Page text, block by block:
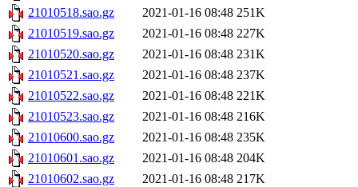
21010518.sao.gz
2021-01-16 08:48 251K
21010519.sao.gz
2021-01-16 08:48 227K
21010520.sao.gz
2021-01-16 08:48 231K
21010521.sao.gz
2021-01-16 08:48 237K
21010522.sao.gz
2021-01-16 08:48 221K
21010523.sao.gz
2021-01-16 08:48 216K
21010600.sao.gz
2021-01-16 08:48 235K
21010601.sao.gz
2021-01-16 08:48 204K
21010602.sao.gz
2021-01-16 08:48 217K